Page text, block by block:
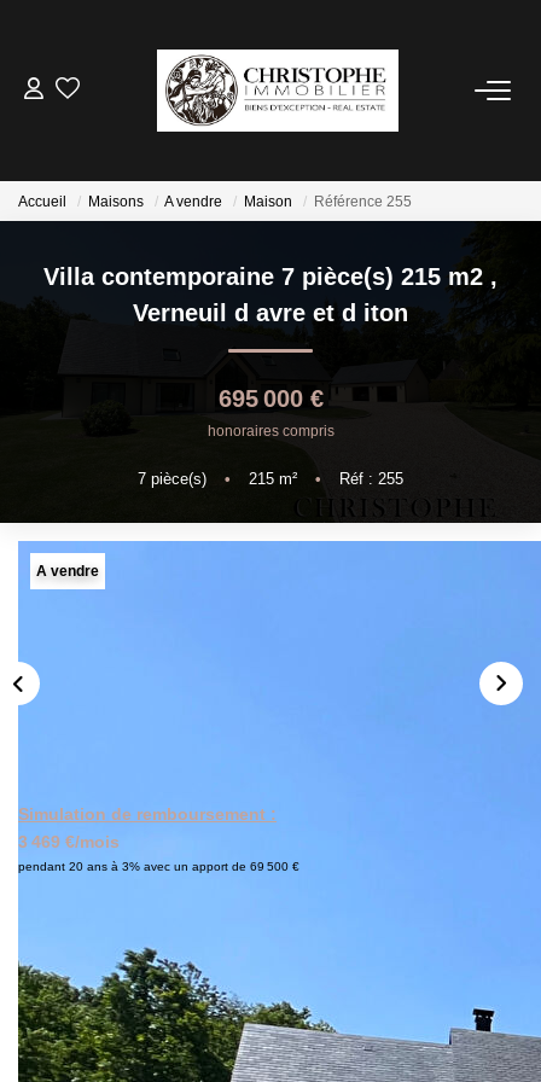
ACHETER
BIENS VENDUS
VENDRE
NOTRE AGENCE
Qui Sommes-Nous
Notre Équipe
Nous Rejoindre
Nos Actualités
Accueil Maisons A vendre Maison Référence 255
Villa contemporaine 7 pièce(s) 215 m2 ,
Verneuil d avre et d iton
695 000 €
honoraires compris
7 pièce(s) • 215 m² • Réf : 255
A vendre
Simulation de remboursement :
3 469 €/mois
pendant 20 ans à 3% avec un apport de 69 500 €
Description
Réf : 255
Villa Contemporaine Haut de gamme de 215m²